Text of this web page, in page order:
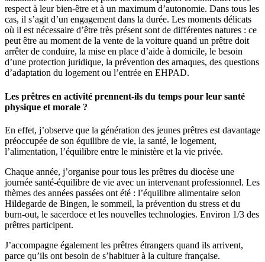
respect à leur bien-être et à un maximum d’autonomie. Dans tous les
cas, il s’agit d’un engagement dans la durée. Les moments délicats
où il est nécessaire d’être très présent sont de différentes natures : ce
peut être au moment de la vente de la voiture quand un prêtre doit
arrêter de conduire, la mise en place d’aide à domicile, le besoin
d’une protection juridique, la prévention des arnaques, des questions
d’adaptation du logement ou l’entrée en EHPAD.
Les prêtres en activité prennent-ils du temps pour leur santé
physique et morale ?
En effet, j’observe que la génération des jeunes prêtres est davantage
préoccupée de son équilibre de vie, la santé, le logement,
l’alimentation, l’équilibre entre le ministère et la vie privée.
Chaque année, j’organise pour tous les prêtres du diocèse une
journée santé-équilibre de vie avec un intervenant professionnel. Les
thèmes des années passées ont été : l’équilibre alimentaire selon
Hildegarde de Bingen, le sommeil, la prévention du stress et du
burn-out, le sacerdoce et les nouvelles technologies. Environ 1/3 des
prêtres participent.
J’accompagne également les prêtres étrangers quand ils arrivent,
parce qu’ils ont besoin de s’habituer à la culture française.